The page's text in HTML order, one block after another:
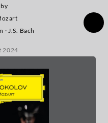
· J.S. Bach
2024